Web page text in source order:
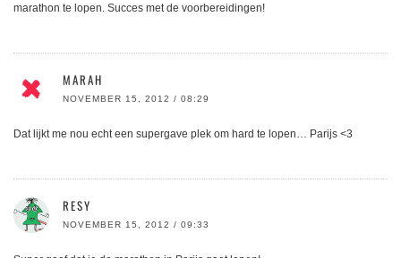
marathon te lopen. Succes met de voorbereidingen!
MARAH
NOVEMBER 15, 2012 / 08:29
Dat lijkt me nou echt een supergave plek om hard te lopen… Parijs <3
RESY
NOVEMBER 15, 2012 / 09:33